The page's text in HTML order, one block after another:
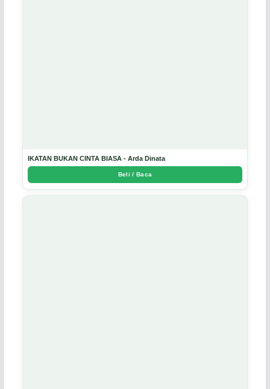
IKATAN BUKAN CINTA BIASA - Arda Dinata
Beli / Baca